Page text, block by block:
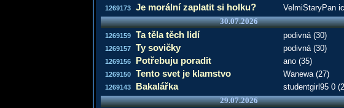
1269173
Je morální zaplatit si holku? VelmiStaryPan
30.07.2026
1269159 Ta těla těch lidí podivná (30)
1269157
Ty sovičky podivná (30)
1269156
Potřebuju poradit ano (35)
1269150
Tento svet je klamstvo Wanewa (27)
1269143
Bakalářka studentgirl95 0
29.07.2026